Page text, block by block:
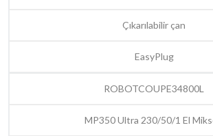
Çıkarılabilir çan
EasyPlug
ROBOTCOUPE34800L
MP350 Ultra 230/50/1 El